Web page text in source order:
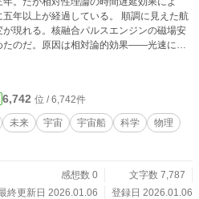
五年以上が経過している。 順調に見えた航
現れる。核融合パルスエンジンの磁場安
たのだ。原因は相対論的効果——光速に近
宇宙線が、超伝導磁場コイルを徐々に破壊
る脅威が襲う。マイクロブラックホールか
との遭遇。高エネルギーガンマ線が船体
出力が15%低下。このままでは三ヶ月以
ま賭けに出るか。投票の結果、光速50%へ
る。到着は二年遅れるが、確実性を取っ
6,742 位 / 6,742件
未来 宇宙 宇宙船 科学
物理
感想数 0
文字数 7,787
終更新日 2026.01.06
登録日 2026.01.06